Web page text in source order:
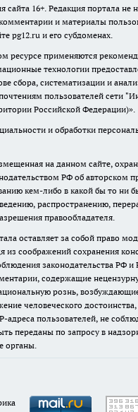
сайта 16+. Редакция портала не
и материалы
pg12.ru и его субдоменах.
ресурсе применяются
технологии
сбора, систематизации и
пользователей сети
Российской Федерации)».
и обработки
на данном сайте,
РФ об авторском
кем-либо в какой бы то ни
распространению,
правообладателя.
оставляет за собой право
из соображений сохранения
законодательства РФ
содержащие
рознь,
человеческого
адреса пользователей, не
переданы по запросу в
органы.